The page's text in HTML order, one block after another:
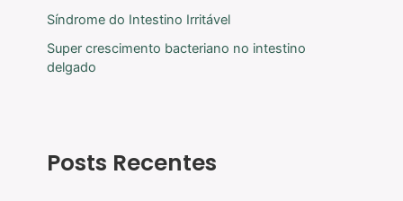
Síndrome do Intestino Irritável
Super crescimento bacteriano no intestino
delgado
Posts Recentes